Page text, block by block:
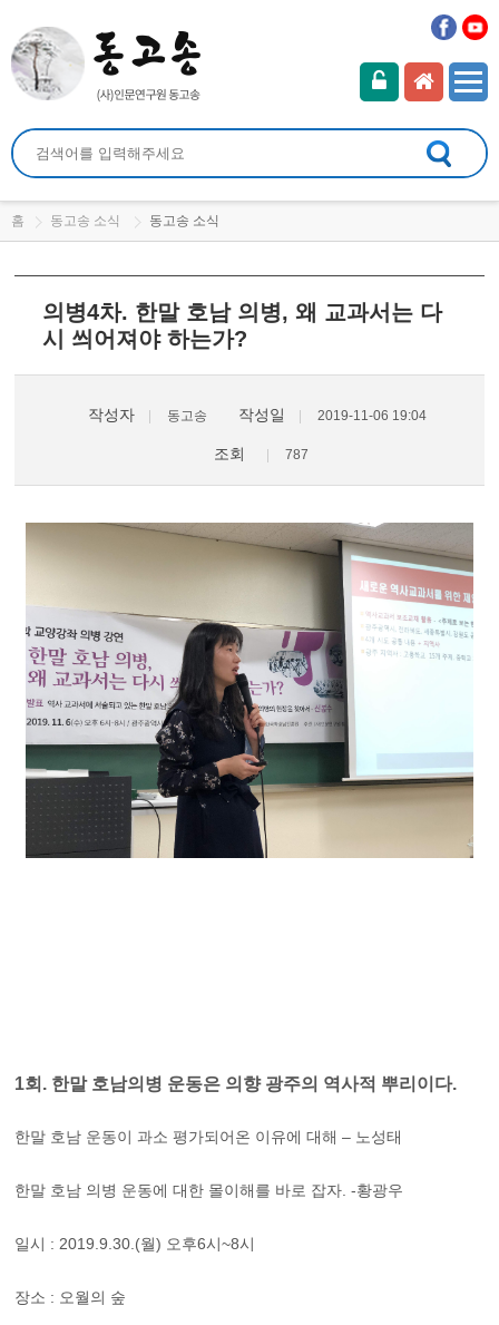
홈 동고송 소식 동고송 소식
의병4차. 한말 호남 의병, 왜 교과서는 다
시 씌어져야 하는가?
작성자 동고송 작성일 2019-11-06 19:04
조회 787
1회. 한말 호남의병 운동은 의향 광주의 역사적 뿌리이다.
한말 호남 운동이 과소 평가되어온 이유에 대해 – 노성태
한말 호남 의병 운동에 대한 몰이해를 바로 잡자. -황광우
일시 : 2019.9.30.(월) 오후6시~8시
장소 : 오월의 숲